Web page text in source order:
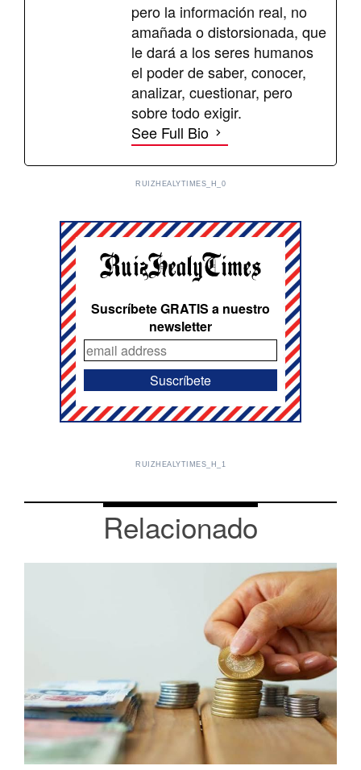
pero la información real, no
amañada o distorsionada, que
le dará a los seres humanos
el poder de saber, conocer,
analizar, cuestionar, pero
sobre todo exigir.
See Full Bio
RUIZHEALYTIMES_H_0
Suscríbete GRATIS a nuestro
newsletter
RUIZHEALYTIMES_H_1
Relacionado